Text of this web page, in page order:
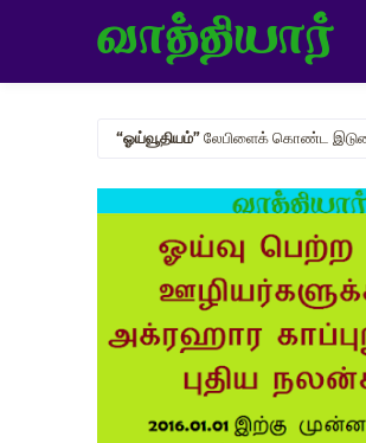
ஓய்வூதியம் லேபிளைக் கொண்ட